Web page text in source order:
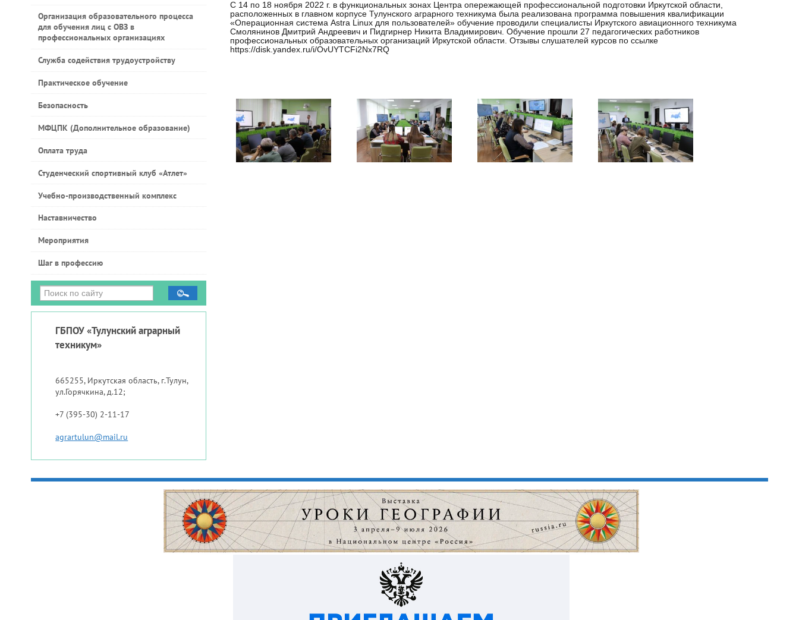
Организация образовательного процесса
для обучения лиц с ОВЗ в
профессиональных организациях
Служба содействия трудоустройству
Практическое обучение
Безопасность
МФЦПК (Дополнительное образование)
Оплата труда
Студенческий спортивный клуб «Атлет»
Учебно-производственный комплекс
Наставничество
Мероприятия
Шаг в профессию
ГБПОУ «Тулунский аграрный
техникум»
665255, Иркутская область, г.Тулун,
ул.Горячкина, д.12;
+7 (395-30) 2-11-17
agrartulun@mail.ru
С 14 по 18 ноября 2022 г. в функциональных зонах Центра опережающей профессиональной подготовки Иркутской области,
расположенных в главном корпусе Тулунского аграрного техникума была реализована программа повышения квалификации
«Операционная система Astra Linux для пользователей» обучение проводили специалисты Иркутского авиационного техникума
Смолянинов Дмитрий Андреевич и Пидгирнер Никита Владимирович. Обучение прошли 27 педагогических работников
профессиональных образовательных организаций Иркутской области. Отзывы слушателей курсов по ссылке
https://disk.yandex.ru/i/OvUYTCFi2Nx7RQ